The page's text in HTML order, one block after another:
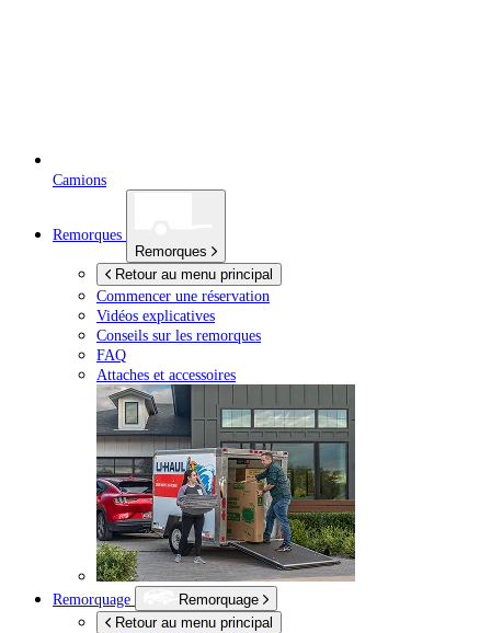
Camions
Remorques
Remorques
Retour au menu principal
Commencer une réservation
Vidéos explicatives
Conseils sur les remorques
FAQ
Attaches et accessoires
Remorquage
Remorquage
Retour au menu principal